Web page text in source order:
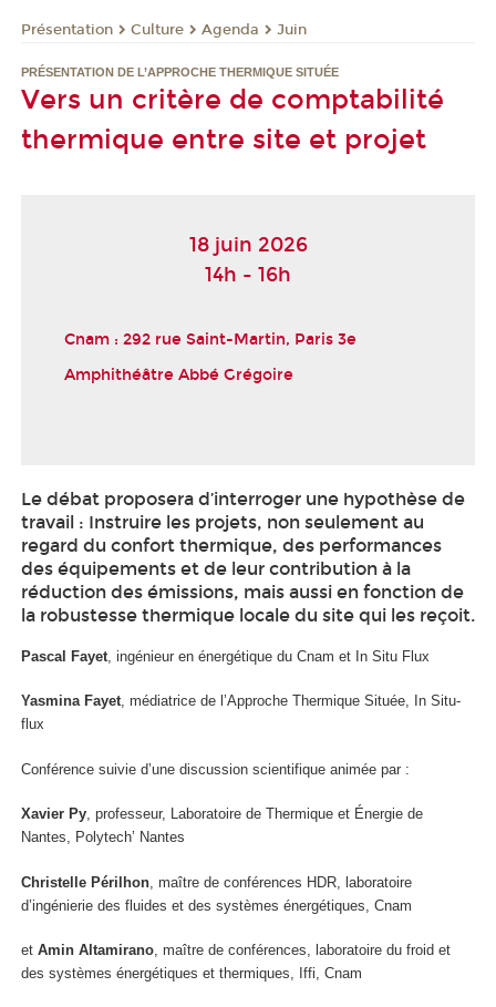
Présentation Culture Agenda Juin
PRÉSENTATION DE L’APPROCHE THERMIQUE SITUÉE
Vers un critère de comptabilité
thermique entre site et projet
18 juin 2026
14h - 16h
Cnam : 292 rue Saint-Martin, Paris 3e
Amphithéâtre Abbé Grégoire
Le débat proposera d’interroger une hypothèse de
travail : Instruire les projets, non seulement au
regard du confort thermique, des performances
des équipements et de leur contribution à la
réduction des émissions, mais aussi en fonction de
la robustesse thermique locale du site qui les reçoit.
Pascal Fayet , ingénieur en énergétique du Cnam et In Situ Flux
Yasmina Fayet, médiatrice de l’Approche Thermique Située, In Situ-
flux
Conférence suivie d’une discussion scientifique animée par :
Xavier Py, professeur, Laboratoire de Thermique et Énergie de
Nantes, Polytech’ Nantes
Christelle Périlhon , maître de conférences HDR, laboratoire
d’ingénierie des fluides et des systèmes énergétiques, Cnam
et Amin Altamirano, maître de conférences, laboratoire du froid et
des systèmes énergétiques et thermiques, Iffi, Cnam